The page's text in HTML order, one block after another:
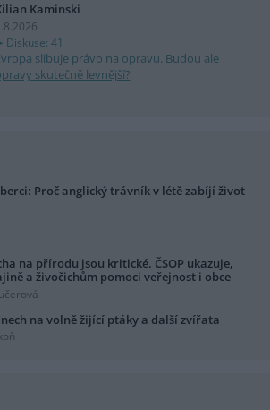
Kaminski
Diskuse: 41
slibuje právo na opravu. Budou ale
skutečně levnější?
Proč anglický trávník v létě zabíjí život
na přírodu jsou kritické. ČSOP ukazuje,
a živočichům pomoci veřejnost i obce
na volně žijící ptáky a další zvířata